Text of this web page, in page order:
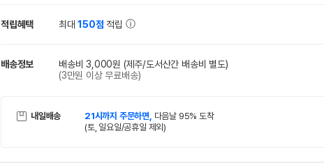
적립혜택 최대150점 적립
배송정보 배송비 3,000원 (제주/도서산간 배송비 별도)
(3만원 이상 무료배송)
내일배송 21시까지 주문하면, 다음날 95% 도착
(토, 일요일/공휴일 제외)